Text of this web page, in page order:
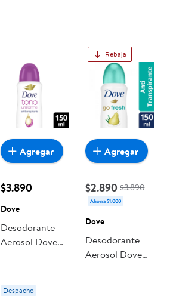
$3.890
Dove
Desodorante
Aerosol Dove
Despacho
Agregar
Rebaja
$2.890 $3.890
Ahorra $1.000
Dove
Desodorante
Aerosol Dove
Agregar